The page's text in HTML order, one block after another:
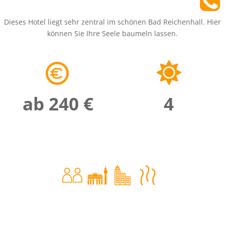
Dieses Hotel liegt sehr zentral im schönen Bad Reichenhall. Hier
können Sie Ihre Seele baumeln lassen.
ab 240 € 4